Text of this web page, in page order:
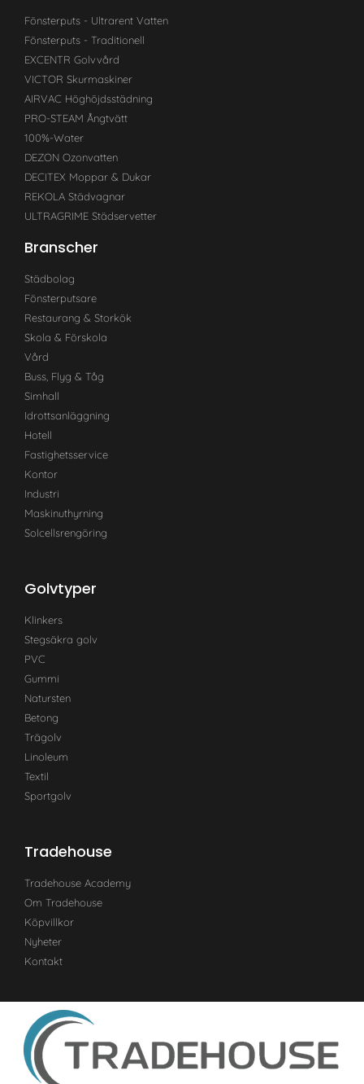
Fönsterputs - Ultrarent Vatten
Fönsterputs - Traditionell
EXCENTR Golvvård
VICTOR Skurmaskiner
AIRVAC Höghöjdsstädning
PRO-STEAM Ångtvätt
100%-Water
DEZON Ozonvatten
DECITEX Moppar & Dukar
REKOLA Städvagnar
ULTRAGRIME Städservetter
Branscher
Städbolag
Fönsterputsare
Restaurang & Storkök
Skola & Förskola
Vård
Buss, Flyg & Tåg
Simhall
Idrottsanläggning
Hotell
Fastighetsservice
Kontor
Industri
Maskinuthyrning
Solcellsrengöring
Golvtyper
Klinkers
Stegsäkra golv
PVC
Gummi
Natursten
Betong
Trägolv
Linoleum
Textil
Sportgolv
Tradehouse
Tradehouse Academy
Om Tradehouse
Köpvillkor
Nyheter
Kontakt